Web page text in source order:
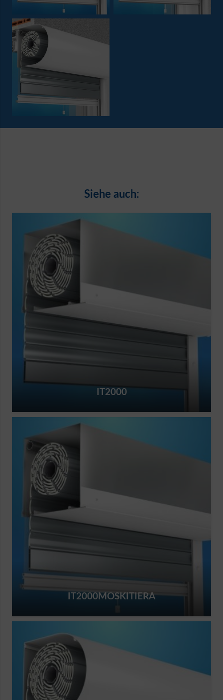
Siehe auch:
IT2000
IT2000MOSKITIERA